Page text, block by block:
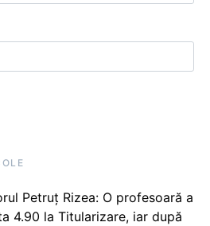
Petruț Rizea: O profesoară a
4.90 la Titularizare, iar după